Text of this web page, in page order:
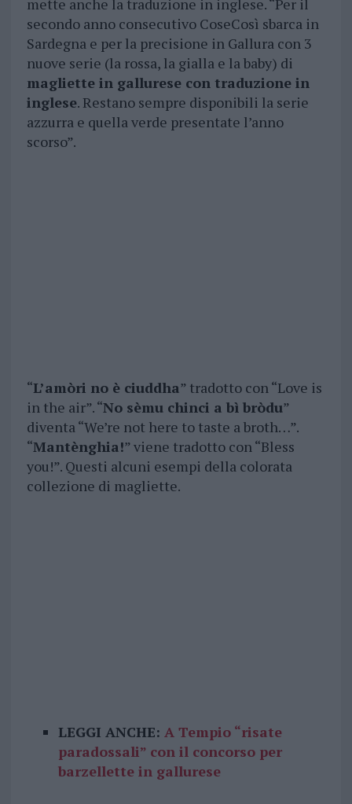
mette anche la traduzione in inglese. “Per il
secondo anno consecutivo CoseCosì sbarca in
Sardegna e per la precisione in Gallura con 3
nuove serie (la rossa, la gialla e la baby) di
magliette in gallurese con traduzione in
inglese. Restano sempre disponibili la serie
azzurra e quella verde presentate l’anno
scorso”.
“L’amòri no è ciuddha” tradotto con “Love is
in the air”. “No sèmu chinci a bì bròdu”
diventa “We’re not here to taste a broth…”.
“Mantènghia!” viene tradotto con “Bless
you!”. Questi alcuni esempi della colorata
collezione di magliette.
LEGGI ANCHE: A Tempio “risate
paradossali” con il concorso per
barzellette in gallurese